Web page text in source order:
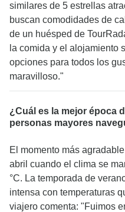
similares de 5 estrellas
buscan comodidades de
de un huésped de
la comida y el alojamiento
opciones para todos los
maravilloso."
¿Cuál es la mejor época
personas mayores
El momento más
abril cuando el clima se
°C. La temporada de
intensa con temperaturas
viajero comenta: "Fuimos